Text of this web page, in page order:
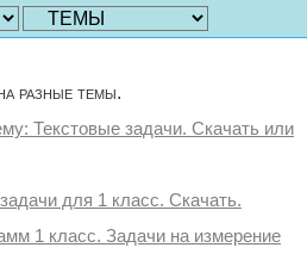
разные темы.
Текстовые задачи. Скачать или
для 1 класс. Скачать.
1 класс. Задачи на измерение